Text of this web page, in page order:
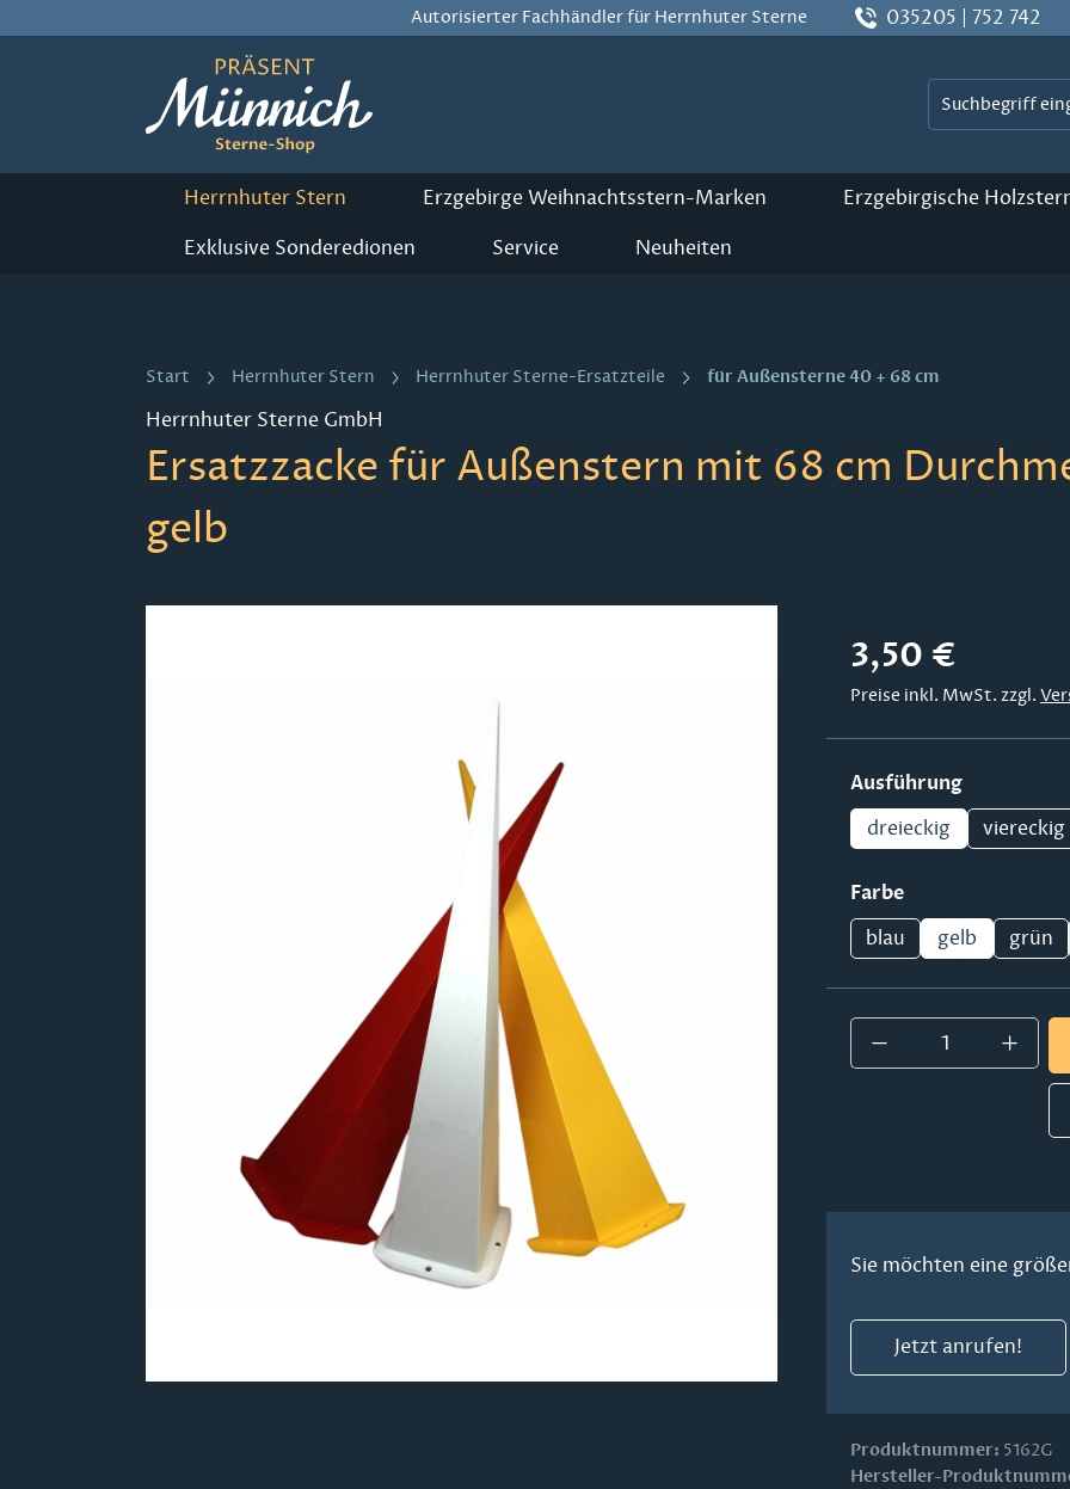
Autorisierter Fachhändler für Herrnhuter Sterne 035205 | 752 742
Herrnhuter Stern Erzgebirge Weihnachtsstern-Marken Erzgebirgische
Exklusive Sonderedionen Service Neuheiten
Start Herrnhuter Stern Herrnhuter Sterne-Ersatzteile für Außensterne 40 + 68 cm
Herrnhuter Sterne GmbH
Ersatzzacke für Außenstern mit 68 cm
gelb
Regulärer Preis:
3,50 €
Preise inkl. MwSt. zzgl.
Ausführungauswählen
dreieckig
viereckig
Farbeauswählen
blau
gelb grün
Produkt
Sie möchten eine
Jetzt anrufen!
Produktnummer: 5162G
Hersteller-